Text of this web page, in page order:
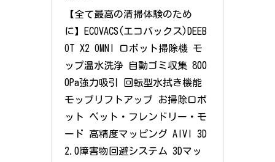
【全て最高の清掃体験のため
に】ECOVACS(エコバックス)DEEB
OT X2 OMNI ロボット掃除機 モ
ップ温水洗浄 自動ゴミ収集 800
0Pa強力吸引 回転型水拭き機能
モップリフトアップ お掃除ロボ
ット ペット・フレンドリー・モ
ード 高精度マッピング AIVI 3D
2.0障害物回避システム 3Dマッ